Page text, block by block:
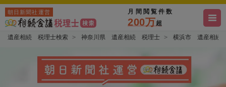
朝日新聞社運営 月間閲覧件数
200万超
遺産相続 税理士検索 神奈川県 遺産相続 税理士 横浜市 遺産相続